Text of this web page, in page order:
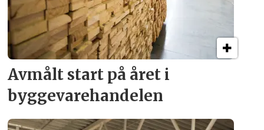
Avmålt start på året i
byggevare­handelen